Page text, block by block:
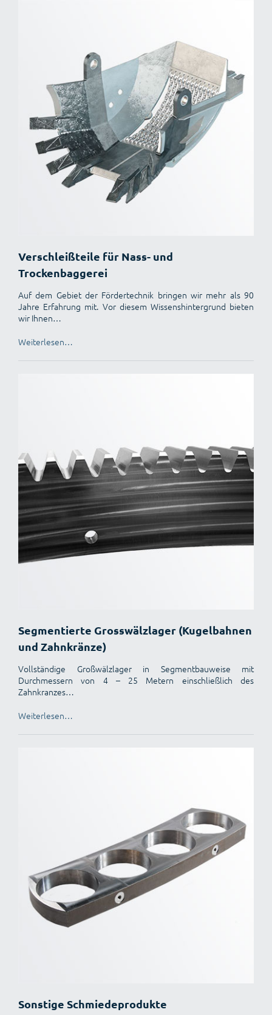
Verschleißteile für Nass- und
Trockenbaggerei
Auf dem Gebiet der Fördertechnik bringen wir mehr als 90
Jahre Erfahrung mit. Vor diesem Wissenshintergrund bieten
wir Ihnen…
Weiterlesen…
Segmentierte Grosswälzlager (Kugelbahnen
und Zahnkränze)
Vollständige Großwälzlager in Segmentbauweise mit
Durchmessern von 4 – 25 Metern einschließlich des
Zahnkranzes…
Weiterlesen…
Sonstige Schmiedeprodukte